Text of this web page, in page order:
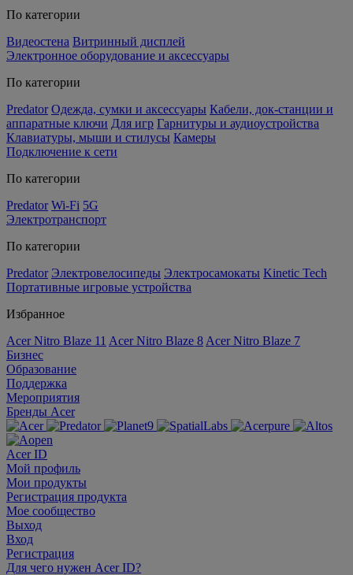
По категории
Видеостена Витринный дисплей
Электронное оборудование и аксессуары
По категории
Predator Одежда, сумки и аксессуары Кабели, док-станции и
аппаратные ключи Для игр Гарнитуры и аудиоустройства
Клавиатуры, мыши и стилусы Камеры
Подключение к сети
По категории
Predator Wi-Fi 5G
Электротранспорт
По категории
Predator Электровелосипеды Электросамокаты Kinetic Tech
Портативные игровые устройства
Избранное
Acer Nitro Blaze 11 Acer Nitro Blaze 8 Acer Nitro Blaze 7
Бизнес
Образование
Поддержка
Мероприятия
Бренды Acer
Acer ID
Мой профиль
Мои продукты
Регистрация продукта
Мое сообщество
Выход
Вход
Регистрация
Для чего нужен Acer ID?